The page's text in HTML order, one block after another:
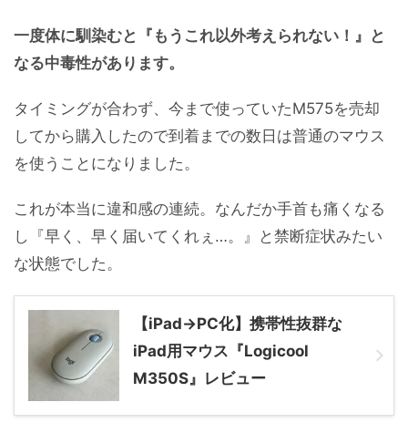
一度体に馴染むと『もうこれ以外考えられない！』と
なる中毒性があります。
タイミングが合わず、今まで使っていたM575を売却
してから購入したので到着までの数日は普通のマウス
を使うことになりました。
これが本当に違和感の連続。なんだか手首も痛くなる
し『早く、早く届いてくれぇ…。』と禁断症状みたい
な状態でした。
【iPad→PC化】携帯性抜群な
iPad用マウス『Logicool
M350S』レビュー